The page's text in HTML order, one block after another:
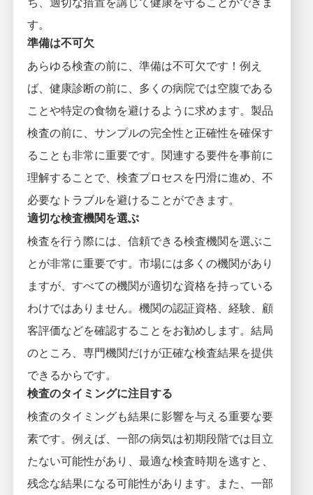
す。
準備は不可欠
あらゆる検査の前に、準備は不可欠です！例え
ば、健康診断の前に、多くの病院では空腹である
ことや特定の食物を避けるように求めます。製品
検査の前に、サンプルの完全性と正確性を確保す
ることも非常に重要です。関連する要件を事前に
理解することで、検査プロセスを円滑に進め、不
必要なトラブルを避けることができます。
適切な検査機関を選ぶ
検査を行う際には、信頼できる検査機関を選ぶこ
とが非常に重要です。市場には多くの機関があり
ますが、すべての機関が適切な資格を持っている
わけではありません。機関の認証資格、経験、顧
客評価などを確認することをお勧めします。結局
のところ、専門機関だけが正確な検査結果を提供
できるからです。
検査のタイミングに注目する
検査のタイミングも結果に影響を与える重要な要
素です。例えば、一部の病気は初期段階では目立
たない可能性があり、最適な検査時期を逃すと、
残念な結果になる可能性があります。また、一部